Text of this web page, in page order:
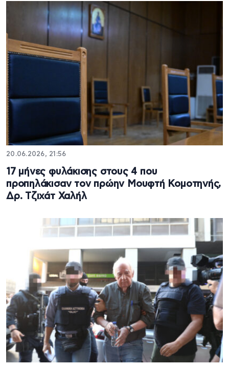
20.06.2026, 21:56
17 μήνες φυλάκισης στους 4 που
προπηλάκισαν τον πρώην Μουφτή Κομοτηνής,
Δρ. Τζιχάτ Χαλήλ